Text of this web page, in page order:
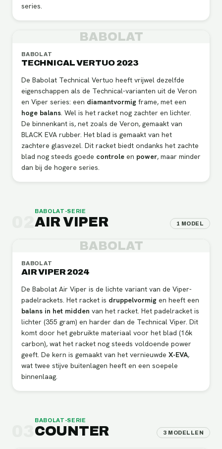
series.
BABOLAT
BABOLAT
TECHNICAL VERTUO 2023
De Babolat Technical Vertuo heeft vrijwel dezelfde
eigenschappen als de Technical-varianten uit de Veron
en Viper series: een diamantvormig frame, met een
hoge balans . Wel is het racket nog zachter en lichter.
De binnenkant is, net zoals de Veron, gemaakt van
BLACK EVA rubber. Het blad is gemaakt van het
zachtere glasvezel. Dit racket biedt ondanks het zachte
blad nog steeds goede controle en power, maar minder
dan bij de hogere series.
BABOLAT -SERIE
AIR VIPER 1 MODEL
BABOLAT
BABOLAT
AIR VIPER 2024
De Babolat Air Viper is de lichte variant van de Viper-
padelrackets. Het racket is druppelvormig en heeft een
balans in het midden van het racket. Het padelracket is
lichter (355 gram) en harder dan de Technical Viper. Dit
komt door het gebruikte materiaal voor het blad (16k
carbon), wat het racket nog steeds voldoende power
geeft. De kern is gemaakt van het vernieuwde X-EVA,
wat twee stijve buitenlagen heeft en een soepele
binnenlaag.
BABOLAT -SERIE
COUNTER 3 MODELLEN